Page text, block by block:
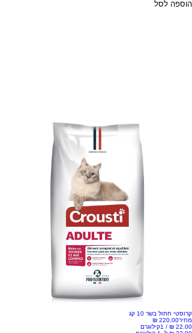
הוספה לסל
קרוסטי חתול בשר 10 קג
מחיר
/ 1קילוגרם